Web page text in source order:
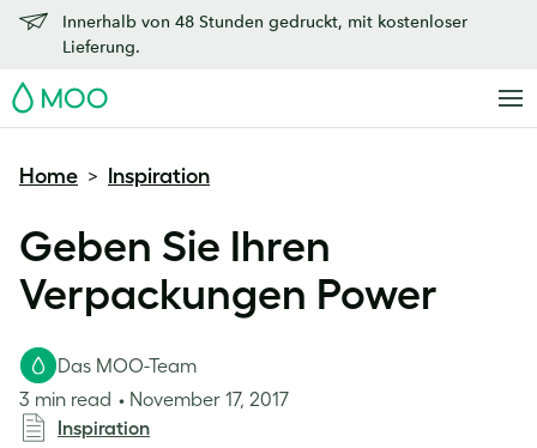
Innerhalb von 48 Stunden gedruckt, mit kostenloser
Lieferung.
MOO
Home > Inspiration
Geben Sie Ihren
Verpackungen Power
Das MOO-Team
3 min read
November 17, 2017
Inspiration